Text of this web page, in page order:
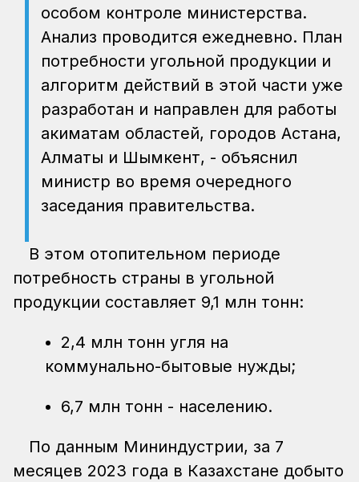
особом контроле министерства.
Анализ проводится ежедневно. План
потребности угольной продукции и
алгоритм действий в этой части уже
разработан и направлен для работы
акиматам областей, городов Астана,
Алматы и Шымкент, - объяснил
министр во время очередного
заседания правительства.
В этом отопительном периоде
потребность страны в угольной
продукции составляет 9,1 млн тонн:
2,4 млн тонн угля на
коммунально-бытовые нужды;
6,7 млн тонн - населению.
По данным Мининдустрии, за 7
месяцев 2023 года в Казахстане добыто